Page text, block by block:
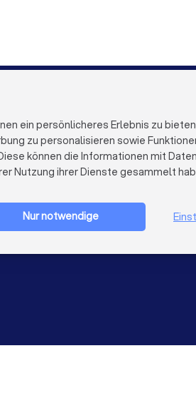
Firmenprofil löschen
Trustlocal Top Pro
Erfahrungen
Impulse
ein persönlicheres Erlebnis zu
zu personalisieren sowie
können die Informationen mit
Nutzung ihrer Dienste gesammelt
Nur notwendige